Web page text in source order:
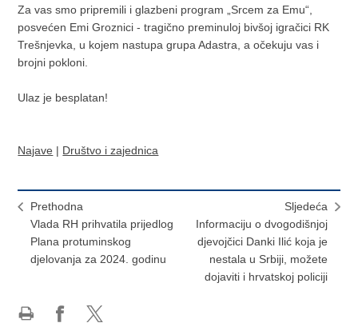
Za vas smo pripremili i glazbeni program „Srcem za Emu“,
posvećen Emi Groznici - tragično preminuloj bivšoj igračici RK
Trešnjevka, u kojem nastupa grupa Adastra, a očekuju vas i
brojni pokloni.
Ulaz je besplatan!
Najave | Društvo i zajednica
Prethodna
Vlada RH prihvatila prijedlog
Plana protuminskog
djelovanja za 2024. godinu
Sljedeća
Informaciju o dvogodišnjoj
djevojčici Danki Ilić koja je
nestala u Srbiji, možete
dojaviti i hrvatskoj policiji